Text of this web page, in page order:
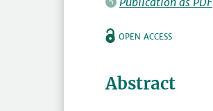
OPEN ACCESS
Abstract